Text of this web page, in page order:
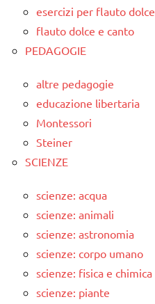
esercizi per flauto dolce
flauto dolce e canto
PEDAGOGIE
altre pedagogie
educazione libertaria
Montessori
Steiner
SCIENZE
scienze: acqua
scienze: animali
scienze: astronomia
scienze: corpo umano
scienze: fisica e chimica
scienze: piante